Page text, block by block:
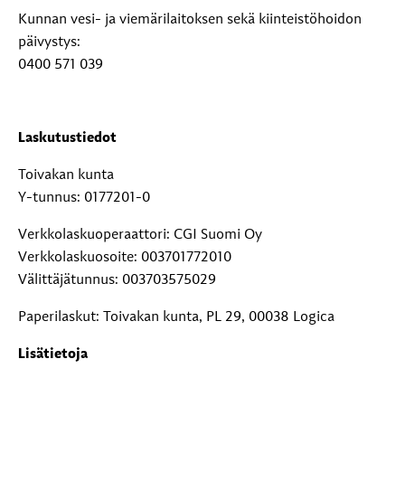
Kunnan vesi- ja viemärilaitoksen sekä kiinteistöhoidon
päivystys:
0400 571 039
Laskutustiedot
Toivakan kunta
Y-tunnus: 0177201-0
Verkkolaskuoperaattori: CGI Suomi Oy
Verkkolaskuosoite: 003701772010
Välittäjätunnus: 003703575029
Paperilaskut: Toivakan kunta, PL 29, 00038 Logica
Lisätietoja